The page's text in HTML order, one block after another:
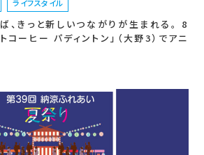
ライフスタイル
、きっと新しいつながりが生まれる。 8
コーヒー パディントン」（大野3）でアニ